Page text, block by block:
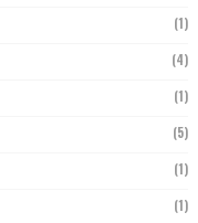
(1)
(4)
(1)
(5)
(1)
(1)